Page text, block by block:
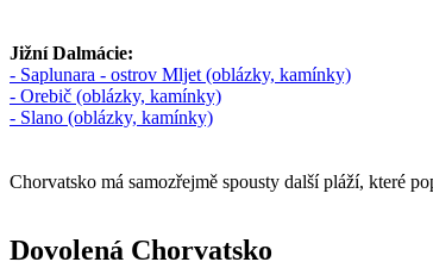
Jižní Dalmácie:
- Saplunara - ostrov Mljet (oblázky, kamínky)
- Orebič (oblázky, kamínky)
- Slano (oblázky, kamínky)
Chorvatsko má samozřejmě spousty další pláží, které
Dovolená Chorvatsko